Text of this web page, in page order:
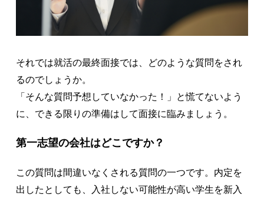
それでは就活の最終面接では、どのような質問をされ
るのでしょうか。
「そんな質問予想していなかった！」と慌てないよう
に、できる限りの準備はして面接に臨みましょう。
第一志望の会社はどこですか？
この質問は間違いなくされる質問の一つです。内定を
出したとしても、入社しない可能性が高い学生を新入